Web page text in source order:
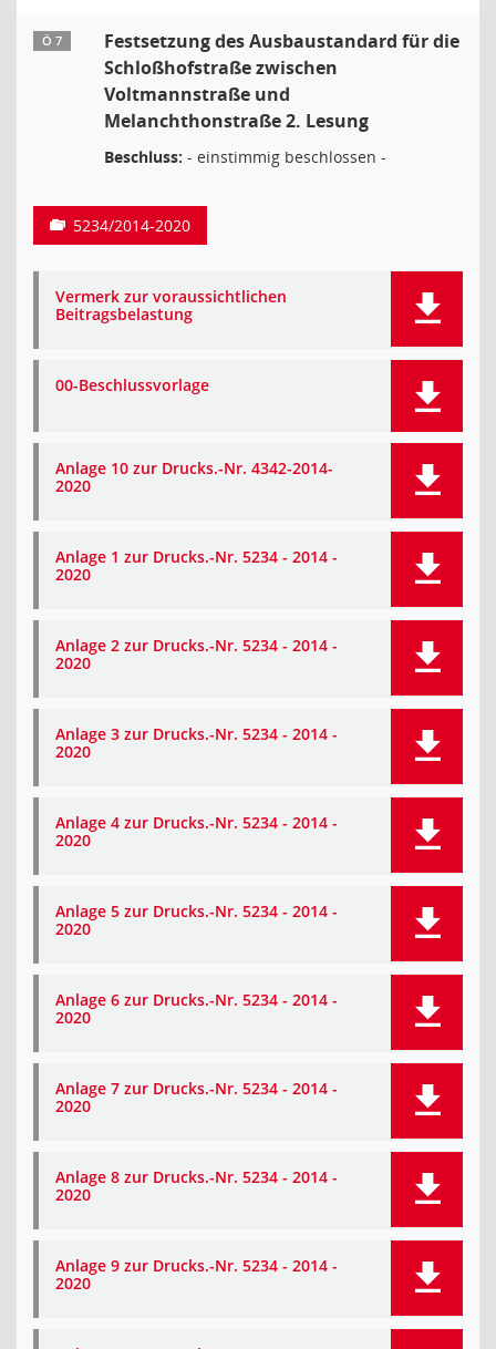
Ö 7
Festsetzung des Ausbaustandard für die
Schloßhofstraße zwischen
Voltmannstraße und
Melanchthonstraße 2. Lesung
Beschluss: - einstimmig beschlossen -
5234/2014-2020
Vermerk zur voraussichtlichen
Beitragsbelastung
00-Beschlussvorlage
Anlage 10 zur Drucks.-Nr. 4342-2014-
2020
Anlage 1 zur Drucks.-Nr. 5234 - 2014 -
2020
Anlage 2 zur Drucks.-Nr. 5234 - 2014 -
2020
Anlage 3 zur Drucks.-Nr. 5234 - 2014 -
2020
Anlage 4 zur Drucks.-Nr. 5234 - 2014 -
2020
Anlage 5 zur Drucks.-Nr. 5234 - 2014 -
2020
Anlage 6 zur Drucks.-Nr. 5234 - 2014 -
2020
Anlage 7 zur Drucks.-Nr. 5234 - 2014 -
2020
Anlage 8 zur Drucks.-Nr. 5234 - 2014 -
2020
Anlage 9 zur Drucks.-Nr. 5234 - 2014 -
2020